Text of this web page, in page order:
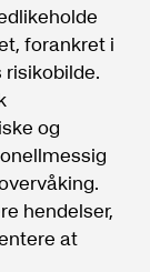
forankret i
og
hendelser,
at